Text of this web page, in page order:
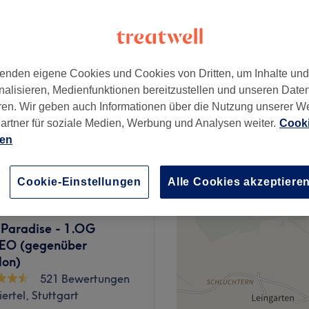
ab 20 €
Spare bis zu 20%
ab 28 €
- 1.OG
(gegenüber
521 Bewertungen
Stuttgart
eigene Cookies und Cookies von Dritten, um Inhalte
Medienfunktionen bereitzustellen und unseren
Wir geben auch Informationen über die Nutzung unserer
für soziale Medien, Werbung und Analysen weiter.
Cookie-Einstellungen Alle Cookies akzeptieren